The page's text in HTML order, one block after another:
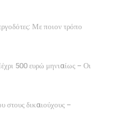
Με ποιον τρόπο
500 ευρώ μηνιαίως – Οι
στους δικαιούχους –